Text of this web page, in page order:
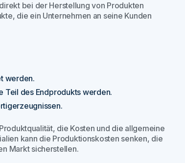
bei der Herstellung von Produkten
die ein Unternehmen an seine Kunden
werden.
Teil des Endprodukts werden.
die Kosten und die allgemeine
kann die Produktionskosten senken, die
Markt sicherstellen.